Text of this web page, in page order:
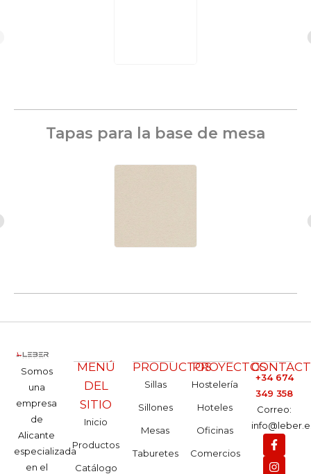
Tapas para la base de mesa
Somos
una
empresa
de
Alicante
especializada
en el
MENÚ
DEL
SITIO
Inicio
Productos
Catálogo
PRODUCTOS
Sillas
Sillones
Mesas
Taburetes
PROYECTOS
Hostelería
Hoteles
Oficinas
Comercios
+34 674
349 358
Correo: